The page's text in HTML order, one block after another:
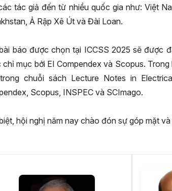
tác giả đến từ nhiều quốc gia như: Việt
Ả Rập Xê Út và Đài Loan.
báo được chọn tại ICCSS 2025 sẽ được
chỉ mục bởi EI Compendex và Scopus.
chuỗi sách Lecture Notes in
Scopus, INSPEC và SCImago.
hội nghị năm nay chào đón sự góp mặt